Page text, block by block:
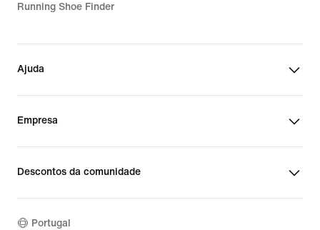
Running Shoe Finder
Ajuda
Empresa
Descontos da comunidade
Portugal